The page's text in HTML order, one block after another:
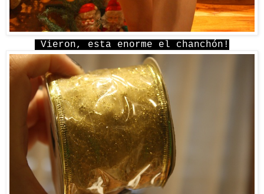
Vieron, esta enorme el chanchón!